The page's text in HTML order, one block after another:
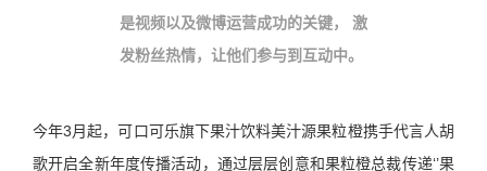
是视频以及微博运营成功的关键， 激
发粉丝热情，让他们参与到互动中。
今年3月起，可口可乐旗下果汁饮料美汁源果粒橙携手代言人胡
歌开启全新年度传播活动，通过层层创意和果粒橙总裁传递‘’果